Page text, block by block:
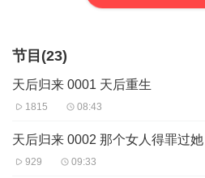
节目(23)
天后归来 0001 天后重生
1815 08:43
天后归来 0002 那个女人得罪过她
929 09:33